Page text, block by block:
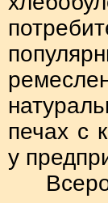
печах с
у